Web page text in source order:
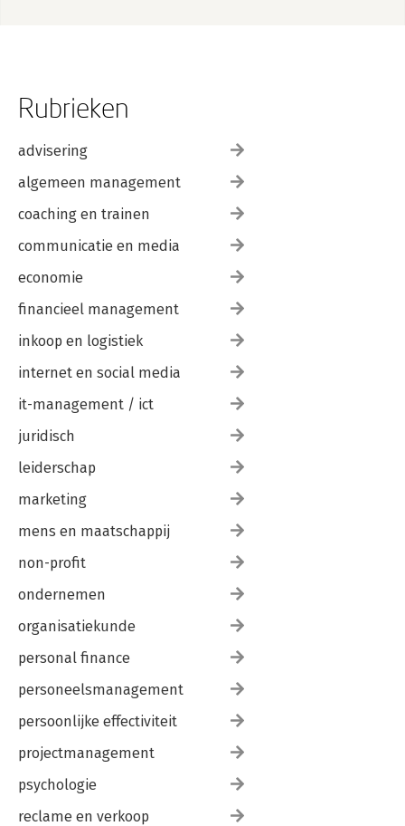
Rubrieken
advisering
algemeen management
coaching en trainen
communicatie en media
economie
financieel management
inkoop en logistiek
internet en social media
it-management / ict
juridisch
leiderschap
marketing
mens en maatschappij
non-profit
ondernemen
organisatiekunde
personal finance
personeelsmanagement
persoonlijke effectiviteit
projectmanagement
psychologie
reclame en verkoop